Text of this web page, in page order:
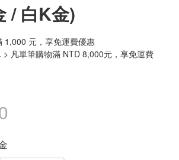
/ 白K金)
1,000 元，享免運費優惠
> 凡單筆購物滿 NTD 8,000元，享免運費